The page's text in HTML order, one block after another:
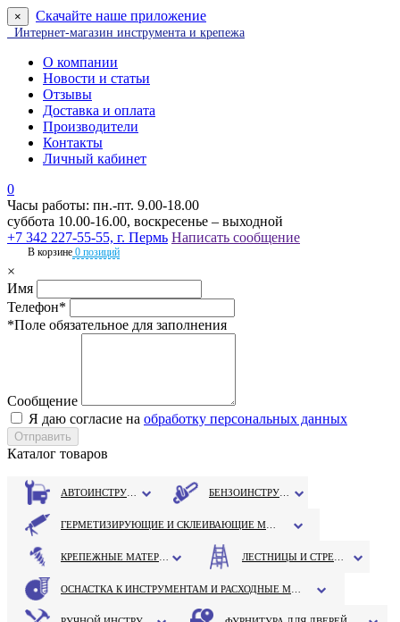
× Скачайте наше приложение
Интернет-магазин инструмента и крепежа
О компании
Новости и статьи
Отзывы
Доставка и оплата
Производители
Контакты
Личный кабинет
0
Часы работы: пн.-пт. 9.00-18.00
суббота 10.00-16.00, воскресенье – выходной
+7 342 227-55-55, г. Пермь Написать сообщение
В корзине 0 позиций
×
Имя
Телефон*
*Поле обязательное для заполнения
Сообщение
Я даю согласие на обработку персональных данных
Каталог товаров